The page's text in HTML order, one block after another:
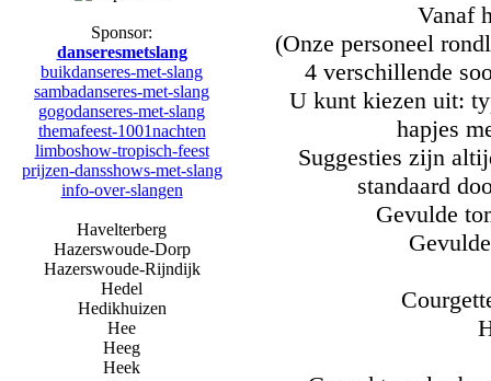
Sponsor:
danseresmetslang
buikdanseres-met-slang
sambadanseres-met-slang
gogodanseres-met-slang
themafeest-1001nachten
limboshow-tropisch-feest
prijzen-dansshows-met-slang
info-over-slangen
Havelterberg
Hazerswoude-Dorp
Hazerswoude-Rijndijk
Hedel
Hedikhuizen
Hee
Heeg
Heek
Vanaf
(Onze personeel
4 verschillende
U kunt kiezen uit:
hapjes
Suggesties zijn
standaard
Gevulde